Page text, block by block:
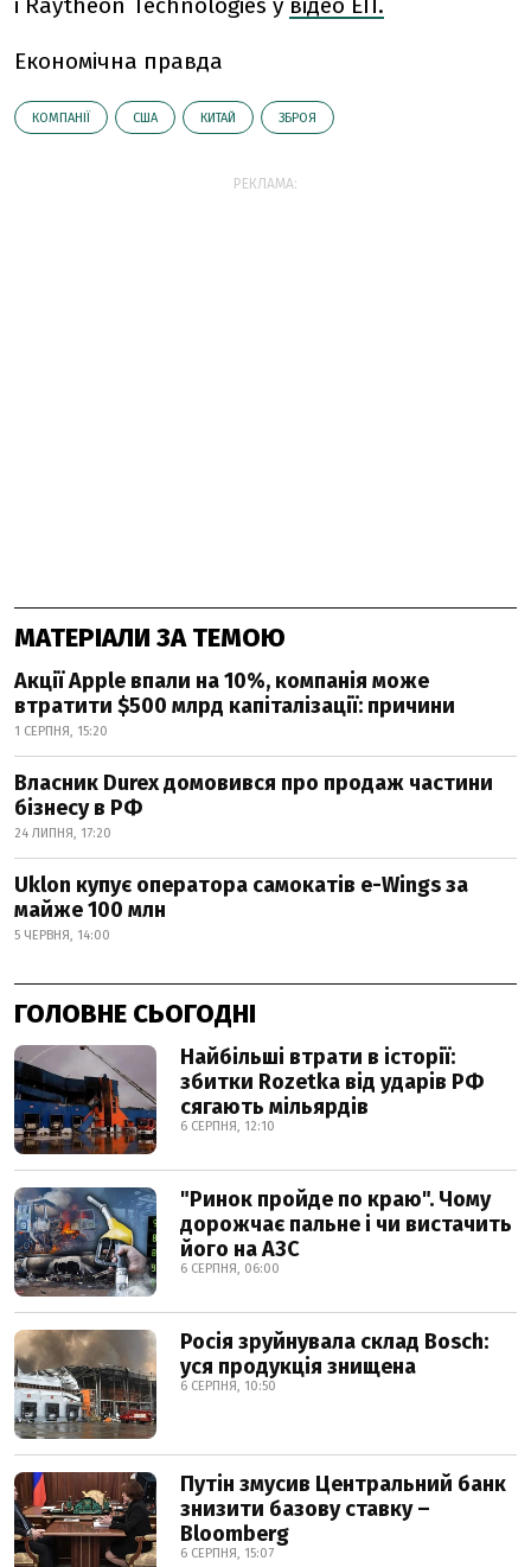
Економічна правда
КОМПАНІЇ США КИТАЙ ЗБРОЯ
РЕКЛАМА:
МАТЕРІАЛИ ЗА ТЕМОЮ
Акції Apple впали на 10%, компанія може
втратити $500 млрд капіталізації: причини
1 СЕРПНЯ, 15:20
Власник Durex домовився про продаж частини
бізнесу в РФ
24 ЛИПНЯ, 17:20
Uklon купує оператора самокатів e-Wings за
майже 100 млн
5 ЧЕРВНЯ, 14:00
ГОЛОВНЕ СЬОГОДНІ
Найбільші втрати в історії:
збитки Rozetka від ударів РФ
сягають мільярдів
6 СЕРПНЯ, 12:10
"Ринок пройде по краю". Чому
дорожчає пальне і чи вистачить
його на АЗС
6 СЕРПНЯ, 06:00
Росія зруйнувала склад Bosch:
уся продукція знищена
6 СЕРПНЯ, 10:50
Путін змусив Центральний банк
знизити базову ставку –
Bloomberg
6 СЕРПНЯ, 15:07